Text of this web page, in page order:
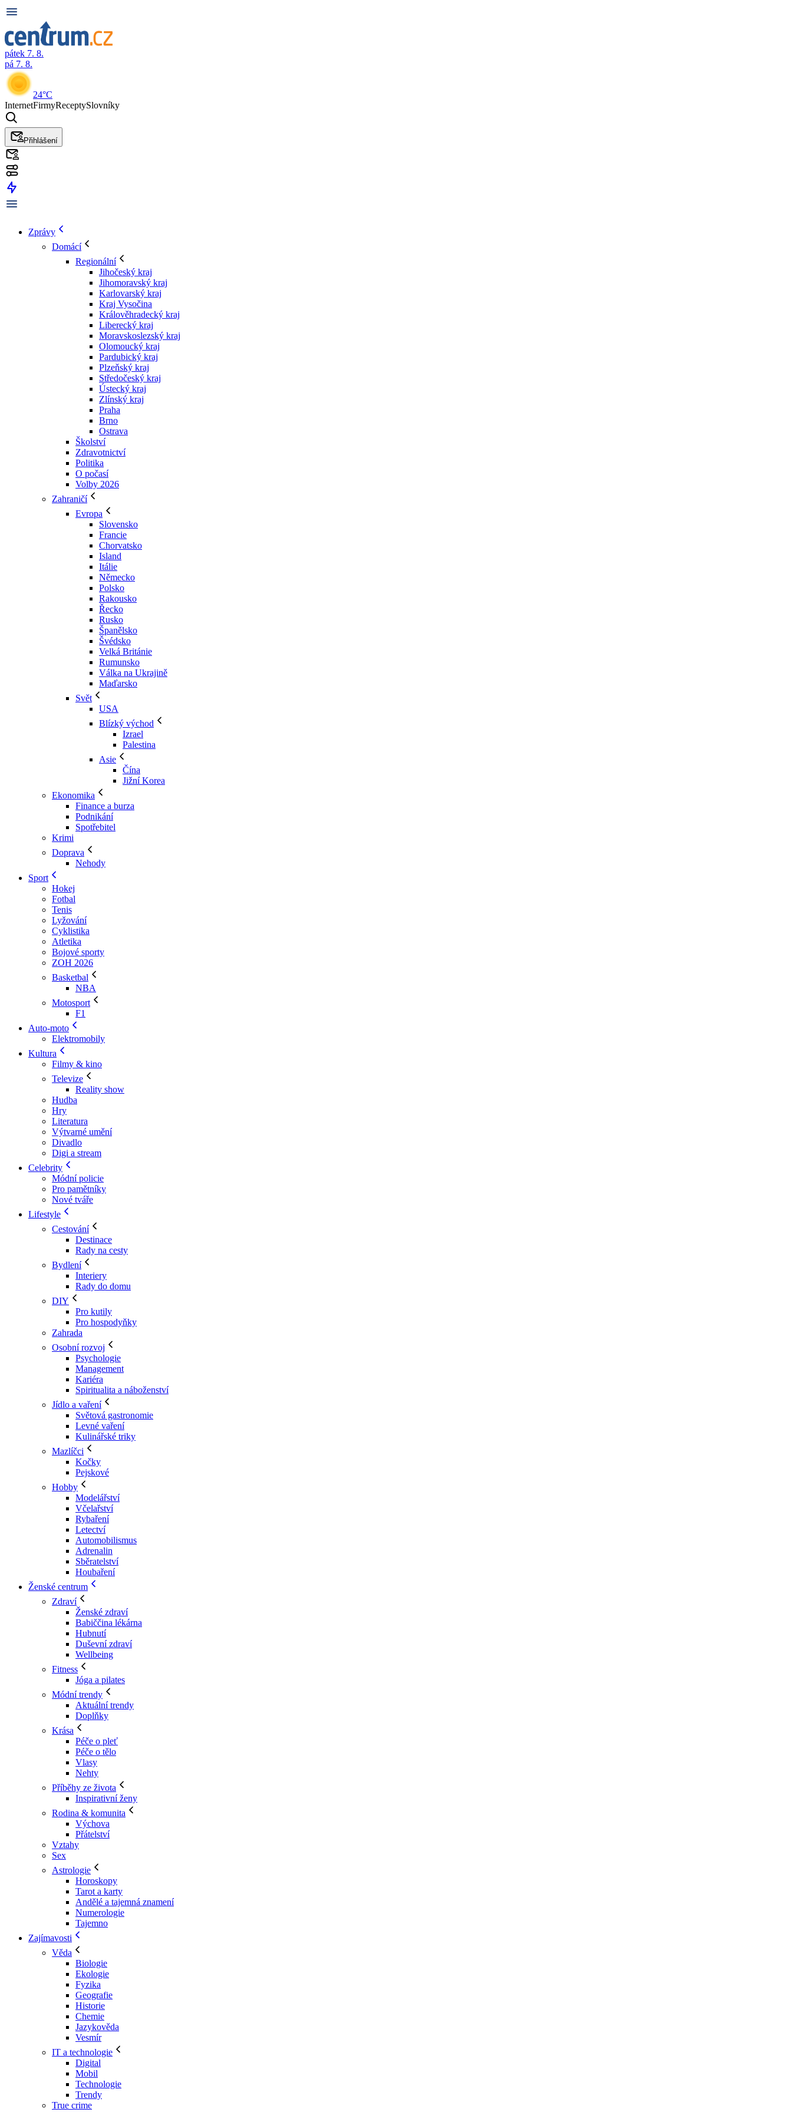
pátek 7. 8.
pá 7. 8.
24°C
InternetFirmyReceptySlovníky
Přihlášení
Zprávy
Domácí
Regionální
Jihočeský kraj
Jihomoravský kraj
Karlovarský kraj
Kraj Vysočina
Králověhradecký kraj
Liberecký kraj
Moravskoslezský kraj
Olomoucký kraj
Pardubický kraj
Plzeňský kraj
Středočeský kraj
Ústecký kraj
Zlínský kraj
Praha
Brno
Ostrava
Školství
Zdravotnictví
Politika
O počasí
Volby 2026
Zahraničí
Evropa
Slovensko
Francie
Chorvatsko
Island
Itálie
Německo
Polsko
Rakousko
Řecko
Rusko
Španělsko
Švédsko
Velká Británie
Rumunsko
Válka na Ukrajině
Maďarsko
Svět
USA
Blízký východ
Izrael
Palestina
Asie
Čína
Jižní Korea
Ekonomika
Finance a burza
Podnikání
Spotřebitel
Krimi
Doprava
Nehody
Sport
Hokej
Fotbal
Tenis
Lyžování
Cyklistika
Atletika
Bojové sporty
ZOH 2026
Basketbal
NBA
Motosport
F1
Auto-moto
Elektromobily
Kultura
Filmy & kino
Televize
Reality show
Hudba
Hry
Literatura
Výtvarné umění
Divadlo
Digi a stream
Celebrity
Módní policie
Pro pamětníky
Nové tváře
Lifestyle
Cestování
Destinace
Rady na cesty
Bydlení
Interiery
Rady do domu
DIY
Pro kutily
Pro hospodyňky
Zahrada
Osobní rozvoj
Psychologie
Management
Kariéra
Spiritualita a náboženství
Jídlo a vaření
Světová gastronomie
Levné vaření
Kulinářské triky
Mazlíčci
Kočky
Pejskové
Hobby
Modelářství
Včelařství
Rybaření
Letectví
Automobilismus
Adrenalin
Sběratelství
Houbaření
Ženské centrum
Zdraví
Ženské zdraví
Babiččina lékárna
Hubnutí
Duševní zdraví
Wellbeing
Fitness
Jóga a pilates
Módní trendy
Aktuální trendy
Doplňky
Krása
Péče o pleť
Péče o tělo
Vlasy
Nehty
Příběhy ze života
Inspirativní ženy
Rodina & komunita
Výchova
Přátelství
Vztahy
Sex
Astrologie
Horoskopy
Tarot a karty
Andělé a tajemná znamení
Numerologie
Tajemno
Zajímavosti
Věda
Biologie
Ekologie
Fyzika
Geografie
Historie
Chemie
Jazykověda
Vesmír
IT a technologie
Digital
Mobil
Technologie
Trendy
True crime